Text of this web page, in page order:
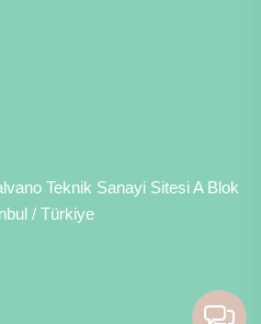
Teknik Sanayi Sitesi A Blok
/ Türkiye